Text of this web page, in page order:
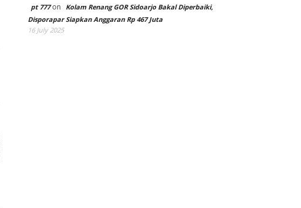
pt 777on
Kolam Renang GOR Sidoarjo Bakal Diperbaiki,
Disporapar Siapkan Anggaran Rp 467 Juta
16 July 2025